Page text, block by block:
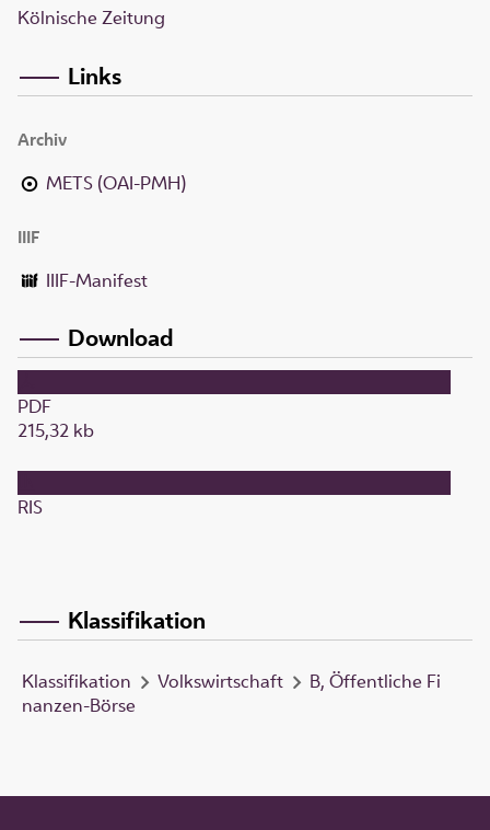
Kölnische Zeitung
Links
Archiv
METS (OAI-PMH)
IIIF
IIIF-Manifest
Download
PDF
215,32 kb
RIS
Klassifikation
Klassifikation Volkswirtschaft
B, Öffentliche Fi
nanzen-Börse